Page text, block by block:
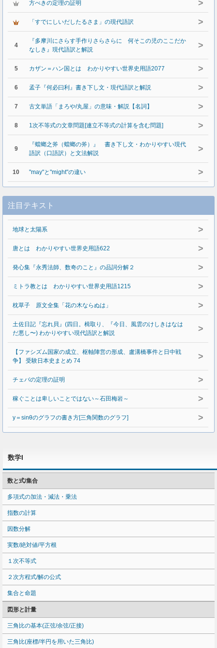
方べきの定理の証明 >
「すでにしいだしたるさま」の現代語訳 >
4
『多摩川にさらす手作りさらさらに 何そこの児のここだか
なしき』現代語訳と解説
>
5 カザン＝ハン国とは わかりやすい世界史用語2077 >
6 孟子『何必曰利』書き下し文・現代語訳と解説 >
7 古文単語「まろや/丸屋」の意味・解説【名詞】 >
8 1次不等式の文章問題[連立不等式の計算を含む問題] >
9
『蟷螂之斧（蟷螂の斧）』 書き下し文・わかりやすい現代
語訳（口語訳）と文法解説
>
10 "may"と"might"の違い >
注目テキスト
地球と太陽系 >
唐とは わかりやすい世界史用語622 >
発心集『永秀法師、数奇のこと』の品詞分解２ >
ミトラ教とは わかりやすい世界史用語1215 >
枕草子 原文全集「花の木ならぬは」 >
土佐日記『忘れ貝』(四日。楫取り、『今日、風雲のけしきはなは
だ悪し〜) わかりやすい現代語訳と解説
>
【ファシズム国家の成立、枢軸陣営の形成、盧溝橋事件と日中戦
争】 受験日本史まとめ 74
>
チェバの定理の証明 >
稼ぐことは卑しいことではない～石田梅岩～ >
y＝sinθのグラフの書き方[三角関数のグラフ] >
数学I
数と式/集合
多項式の加法・減法・乗法
指数の計算
因数分解
実数/絶対値/平方根
１次不等式
２次方程式/解の公式
集合と命題
図形と計量
三角比の基本(正弦/余弦/正接)
三角比(座標/半円を用いた三角比)